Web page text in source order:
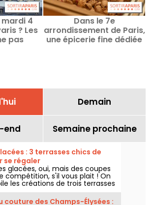
4
? Les
pas
Dans le 7e
arrondissement de Paris,
une épicerie fine dédiée
Demain
end Semaine prochaine
: 3 terrasses chics de
se régaler
glacées, oui, mais des coupes
compétition, s'il vous plait ! On
les créations de trois terrasses
pour cet été 2026, du rooftop
Blanc dans le 1er au patio fleuri du
couture des Champs-Élysées :